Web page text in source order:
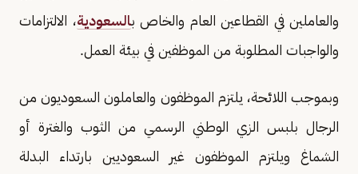
والعاملين في القطاعين العام والخاص بالسعودية، الالتزامات
والواجبات المطلوبة من الموظفين في بيئة العمل.
وبموجب اللائحة، يلتزم الموظفون والعاملون السعوديون من
الرجال بلبس الزي الوطني الرسمي من الثوب والغترة أو
الشماغ ويلتزم الموظفون غير السعوديين بارتداء البدلة